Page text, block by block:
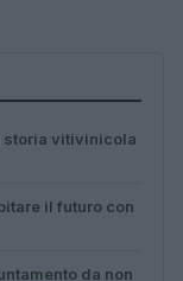
storia vitivinicola
il futuro con
da non